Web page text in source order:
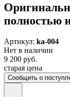
полностью
Артикул: ka-004
Нет в наличии
9 200 руб.
старая цена
Сообщить о